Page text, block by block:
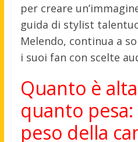
per creare
guida di stylist
Melendo, continua a
i suoi fan con scelte
Quanto è
quanto pesa:
peso della